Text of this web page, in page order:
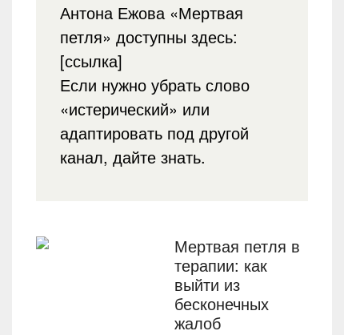
Антона Ежова «Мертвая
петля» доступны здесь:
[ссылка]
Если нужно убрать слово
«истерический» или
адаптировать под другой
канал, дайте знать.
Мертвая петля в
терапии: как
выйти из
бесконечных
жалоб